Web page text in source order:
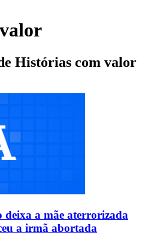
Histórias com valor
deixa a mãe aterrorizada
a irmã abortada